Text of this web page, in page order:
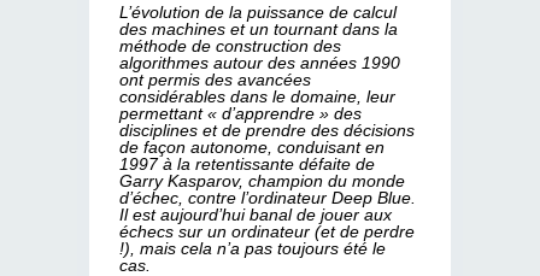
L’évolution de la puissance de calcul
des machines et un tournant dans la
méthode de construction des
algorithmes autour des années 1990
ont permis des avancées
considérables dans le domaine, leur
permettant « d’apprendre » des
disciplines et de prendre des décisions
de façon autonome, conduisant en
1997 à la retentissante défaite de
Garry Kasparov, champion du monde
d’échec, contre l’ordinateur Deep Blue.
Il est aujourd’hui banal de jouer aux
échecs sur un ordinateur (et de perdre
!), mais cela n’a pas toujours été le
cas.